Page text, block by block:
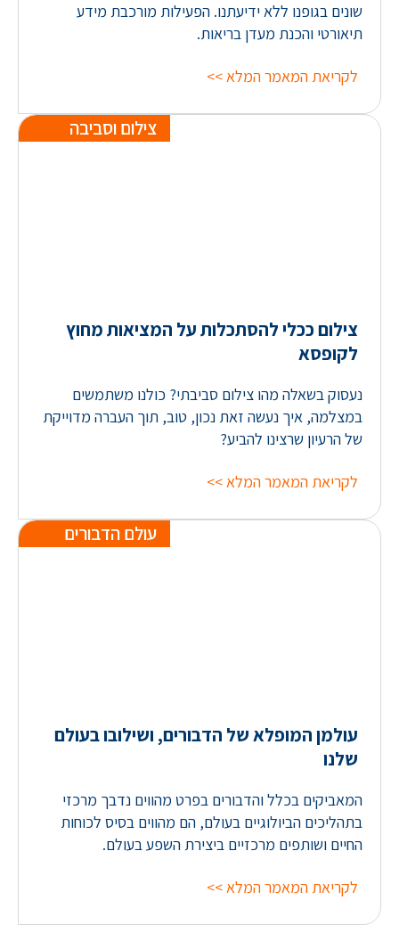
שונים בגופנו ללא ידיעתנו. הפעילות מורכבת מידע
תיאורטי והכנת מעדן בריאות.
לקריאת המאמר המלא >>
צילום ככלי להסתכלות על המציאות מחוץ
לקופסא
צילום וסביבה
נעסוק בשאלה מהו צילום סביבתי? כולנו משתמשים
במצלמה, איך נעשה זאת נכון, טוב, תוך העברה מדוייקת
של הרעיון שרצינו להביע?
לקריאת המאמר המלא >>
עולמן המופלא של הדבורים, ושילובו בעולם
שלנו
עולם הדבורים
המאביקים בכלל והדבורים בפרט מהווים נדבך מרכזי
בתהליכים הביולוגיים בעולם, הם מהווים בסיס לכוחות
החיים ושותפים מרכזיים ביצירת השפע בעולם.
לקריאת המאמר המלא >>